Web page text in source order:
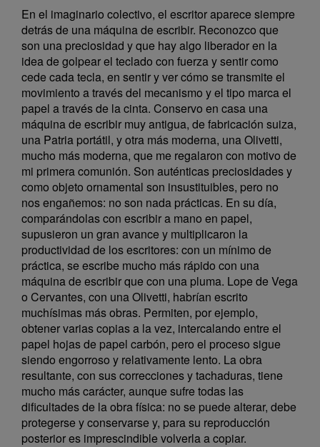
En el imaginario colectivo, el escritor aparece siempre
detrás de una máquina de escribir. Reconozco que
son una preciosidad y que hay algo liberador en la
idea de golpear el teclado con fuerza y sentir como
cede cada tecla, en sentir y ver cómo se transmite el
movimiento a través del mecanismo y el tipo marca el
papel a través de la cinta. Conservo en casa una
máquina de escribir muy antigua, de fabricación suiza,
una Patria portátil, y otra más moderna, una Olivetti,
mucho más moderna, que me regalaron con motivo de
mi primera comunión. Son auténticas preciosidades y
como objeto ornamental son insustituibles, pero no
nos engañemos: no son nada prácticas. En su día,
comparándolas con escribir a mano en papel,
supusieron un gran avance y multiplicaron la
productividad de los escritores: con un mínimo de
práctica, se escribe mucho más rápido con una
máquina de escribir que con una pluma. Lope de Vega
o Cervantes, con una Olivetti, habrían escrito
muchísimas más obras. Permiten, por ejemplo,
obtener varias copias a la vez, intercalando entre el
papel hojas de papel carbón, pero el proceso sigue
siendo engorroso y relativamente lento. La obra
resultante, con sus correcciones y tachaduras, tiene
mucho más carácter, aunque sufre todas las
dificultades de la obra física: no se puede alterar, debe
protegerse y conservarse y, para su reproducción
posterior es imprescindible volverla a copiar.